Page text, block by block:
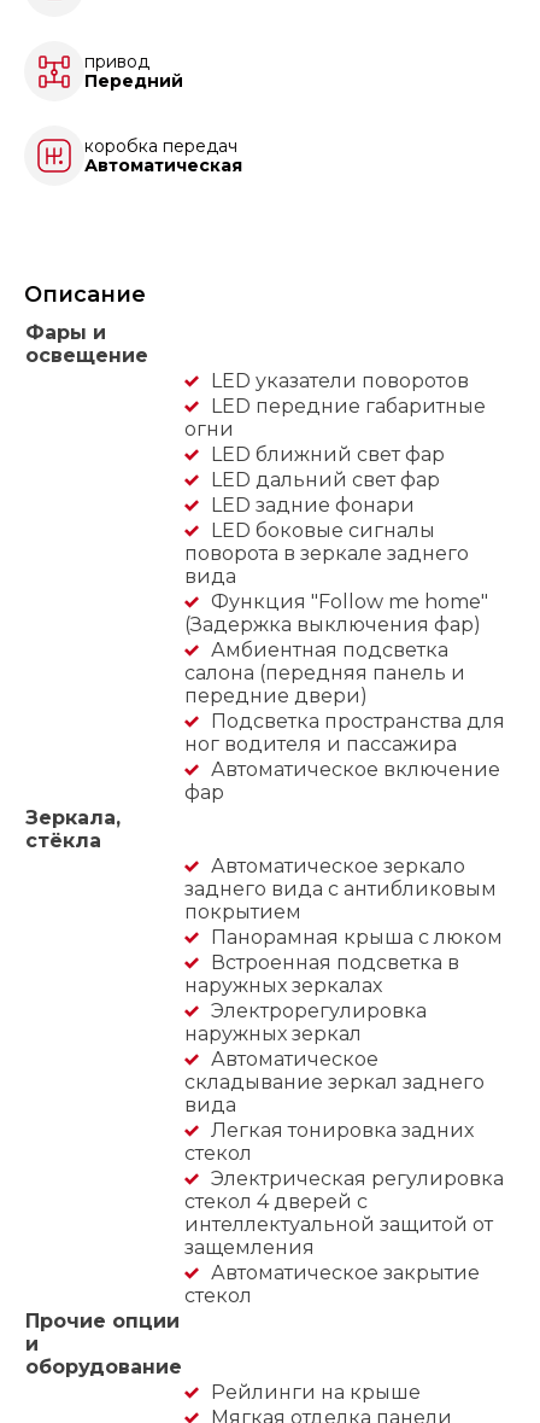
привод
Передний
коробка передач
Автоматическая
Описание
Фары и
освещение
LED указатели поворотов
LED передние габаритные
огни
LED ближний свет фар
LED дальний свет фар
LED задние фонари
LED боковые сигналы
поворота в зеркале заднего
вида
Функция "Follow me home"
(Задержка выключения фар)
Амбиентная подсветка
салона (передняя панель и
передние двери)
Подсветка пространства для
ног водителя и пассажира
Автоматическое включение
фар
Зеркала,
стёкла
Автоматическое зеркало
заднего вида с антибликовым
покрытием
Панорамная крыша с люком
Встроенная подсветка в
наружных зеркалах
Электрорегулировка
наружных зеркал
Автоматическое
складывание зеркал заднего
вида
Легкая тонировка задних
стекол
Электрическая регулировка
стекол 4 дверей с
интеллектуальной защитой от
защемления
Автоматическое закрытие
стекол
Прочие опции
и
оборудование
Рейлинги на крыше
Мягкая отделка панели